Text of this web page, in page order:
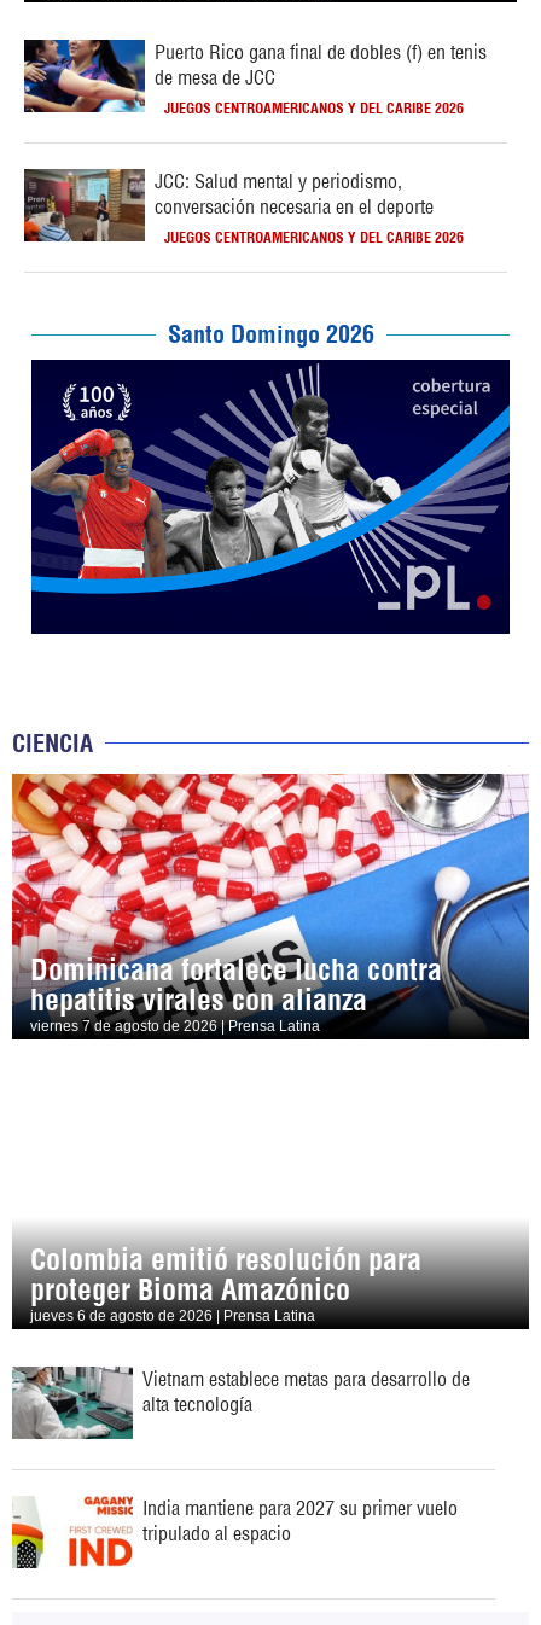
Puerto Rico gana final de dobles (f) en tenis
de mesa de JCC
JUEGOS CENTROAMERICANOS Y DEL CARIBE 2026
JCC: Salud mental y periodismo,
conversación necesaria en el deporte
JUEGOS CENTROAMERICANOS Y DEL CARIBE 2026
Santo Domingo 2026
CIENCIA
Dominicana fortalece lucha contra
hepatitis virales con alianza
viernes 7 de agosto de 2026 | Prensa Latina
Colombia emitió resolución para
proteger Bioma Amazónico
jueves 6 de agosto de 2026 | Prensa Latina
Vietnam establece metas para desarrollo de
alta tecnología
India mantiene para 2027 su primer vuelo
tripulado al espacio